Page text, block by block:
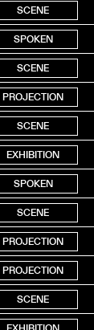
SCENE
SPOKEN
SCENE
PROJECTION
SCENE
EXHIBITION
SPOKEN
SCENE
PROJECTION
PROJECTION
SCENE